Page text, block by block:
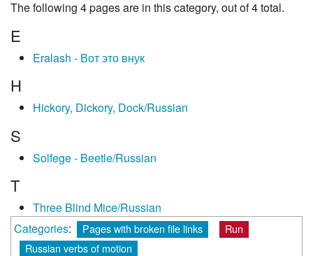
The following 4 pages are in this category, out of 4 total.
E
Eralash - Вот это внук
H
Hickory, Dickory, Dock/Russian
S
Solfege - Beetle/Russian
T
Three Blind Mice/Russian
Categories: Pages with broken file links
Run
Russian verbs of motion